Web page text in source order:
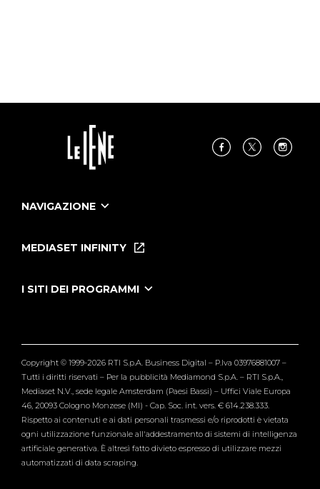
NAVIGAZIONE
Le Iene Presentano Inside
Tutti i servizi
MEDIASET INFINITY
I SITI DEI PROGRAMMI
Verissimo
Copyright © 1999-2026 RTI S.p.A. Business Digital – P.Iva 03976881007 –
Tutti i diritti riservati – Per la pubblicità Mediamond S.p.A. – RTI S.p.A.,
Mediaset N.V., sede legale Amsterdam (Paesi Bassi) – Uffici Viale Europa
46, 20093 Cologno Monzese (MI) - Cap. Soc. int. vers. € 614.238.333.
Rispetto ai contenuti e ai dati personali trasmessi e/o riprodotti è vietata
ogni utilizzazione funzionale all'addestramento di sistemi di intelligenza
artificiale generativa. È altresì fatto divieto espresso di utilizzare mezzi
automatizzati di data scraping.